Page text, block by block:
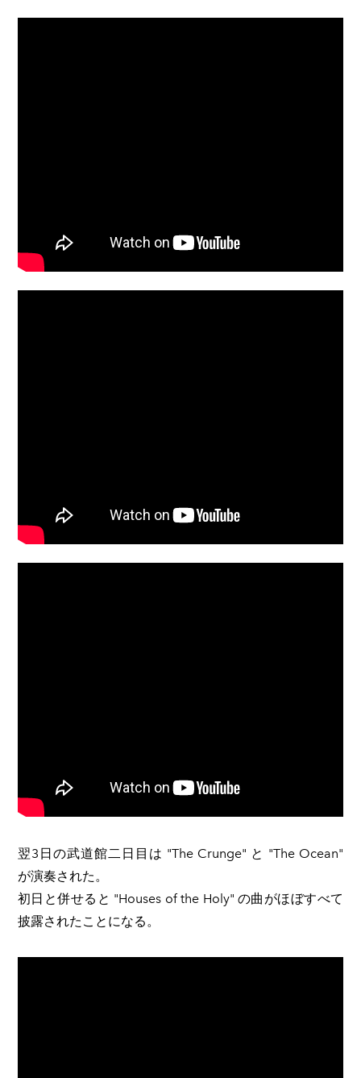
翌3日の武道館二日目は "The Crunge" と "The Ocean"
が演奏された。
初日と併せると "Houses of the Holy" の曲がほぼすべて
披露されたことになる。